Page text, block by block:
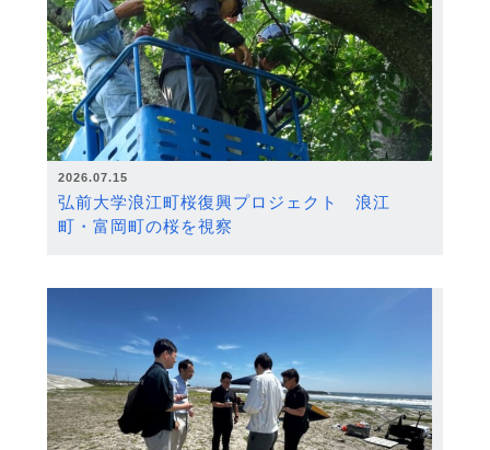
2026.07.15
弘前大学浪江町桜復興プロジェクト 浪江
町・富岡町の桜を視察